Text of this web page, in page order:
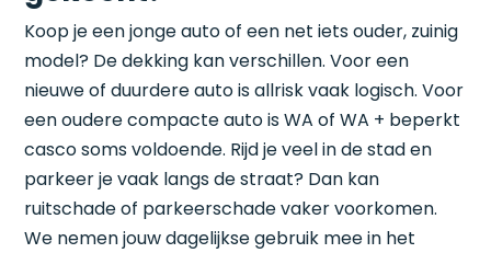
Koop je een jonge auto of een net iets ouder, zuinig
model? De dekking kan verschillen. Voor een
nieuwe of duurdere auto is allrisk vaak logisch. Voor
een oudere compacte auto is WA of WA + beperkt
casco soms voldoende. Rijd je veel in de stad en
parkeer je vaak langs de straat? Dan kan
ruitschade of parkeerschade vaker voorkomen.
We nemen jouw dagelijkse gebruik mee in het